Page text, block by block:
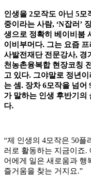
인생을 2모작도 아닌 5모
중이라는 사람, ‘N잡러’
생으로 정확히 베이비붐
이비부머다. 그는 요즘
사발전재단 전문강사, 경
천농촌융복합 현장코칭
고 있다. 그야말로 정년
는 셈. 장차 6모작을 넘어
가 말하는 인생 후반기의
다.
“제 인생의 4모작은 50
러로 활동하는 지금이죠.
어에게 일은 새로움과 행
즐거움을 찾는 거지요.”